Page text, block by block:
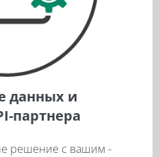
данных и
партнера
решение с вашим -